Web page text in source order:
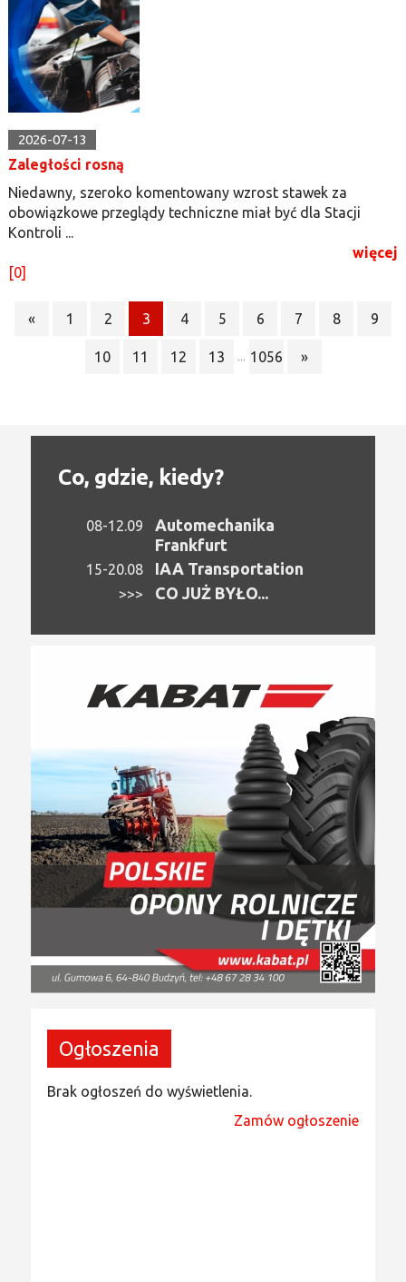
2026-07-13
Zaległości rosną
Niedawny, szeroko komentowany wzrost stawek za
obowiązkowe przeglądy techniczne miał być dla Stacji
Kontroli ...
więcej
[0]
« 1 2 3 4 5 6 7 8 9
10 11 12 13 1056 »
Co, gdzie, kiedy?
08-12.09
Automechanika
Frankfurt
15-20.08 IAA Transportation
>>> CO JUŻ BYŁO...
Ogłoszenia
Brak ogłoszeń do wyświetlenia.
Zamów ogłoszenie